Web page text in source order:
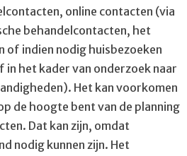
online contacten (via
behandelcontacten, het
of indien nodig huisbezoeken
het kader van onderzoek naar
Het kan voorkomen
de hoogte bent van de planning
Dat kan zijn, omdat
nodig kunnen zijn. Het